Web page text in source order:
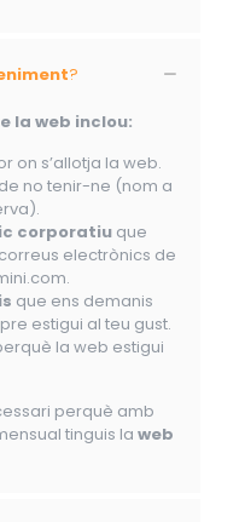
?
la web inclou:
on s’allotja la web.
no tenir-ne (nom a
corporatiuque
electrònics de
que ens demanis
estigui al teu gust.
la web estigui
perquè amb
tinguis la web